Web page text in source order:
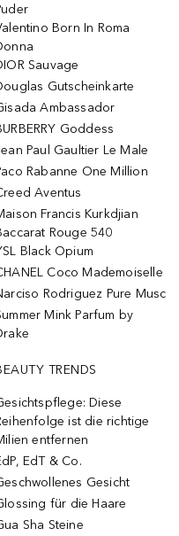
Born In Roma
Sauvage
Gutscheinkarte
Ambassador
Goddess
Paul Gaultier Le Male
Rabanne One Million
Aventus
Francis Kurkdjian
Rouge 540
Black Opium
Coco Mademoiselle
Rodriguez Pure Musc
Mink Parfum by
TRENDS
Diese
ist die richtige
entfernen
EdT & Co.
Gesicht
für die Haare
Sha Steine